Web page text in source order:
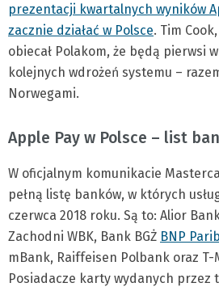
prezentacji kwartalnych wyników
zacznie działać w Polsce. Tim
obiecał Polakom, że będą pierwsi
kolejnych wdrożeń systemu –
Norwegami.
Apple Pay w Polsce – list
W oficjalnym komunikacie
pełną listę banków, w których
czerwca 2018 roku. Są to: Alior
Zachodni WBK, Bank BGŻ BNP
mBank, Raiffeisen Polbank oraz T-
Posiadacze karty wydanych przez